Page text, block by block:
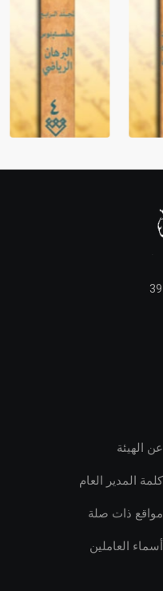
عن الهيئة
كلمة المدير العام
مواقع ذات صلة
أسماء العاملين